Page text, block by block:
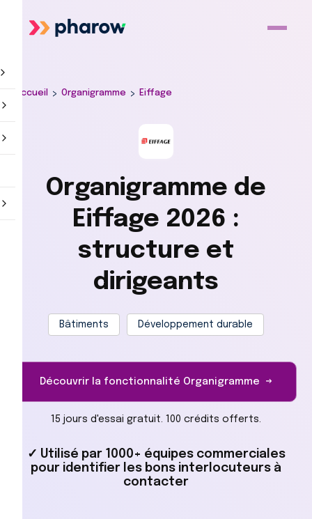
Accueil > Organigramme > Eiffage
Organigramme de
Eiffage 2026 :
structure et
dirigeants
Bâtiments Développement durable
Découvrir la fonctionnalité Organigramme →
15 jours d'essai gratuit. 100 crédits offerts.
✓ Utilisé par 1000+ équipes commerciales
pour identifier les bons interlocuteurs à
contacter